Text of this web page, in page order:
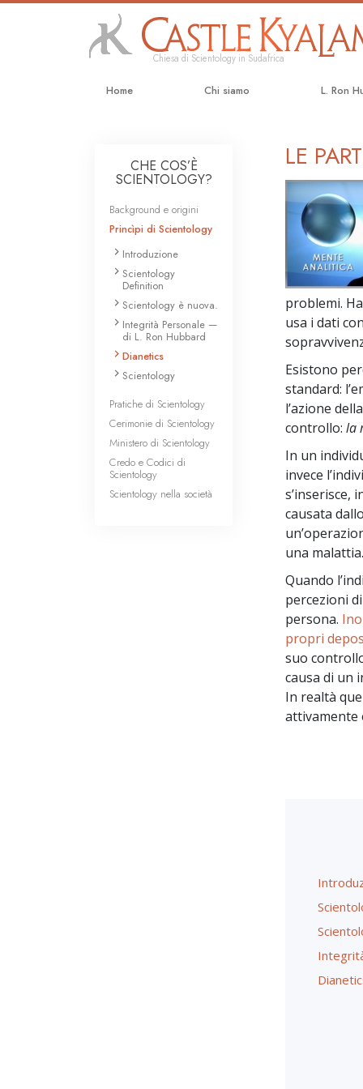
Chiesa di Scientology in Sudafrica
Home Chi siamo L. Ron
LE
problemi.
usa i dati
Esistono
standard:
l’azione
controllo: la
In un
invece
s’inserisce,
causata
una malattia.
Quando
percezioni
persona.
propri
suo
causa di un
In realtà
attivamente
CHE COS’È
SCIENTOLOGY?
Background e origini
Princìpi di Scientology
Introduzione
Scientology
Definition
Scientology è nuova.
Integrità Personale —
di L. Ron Hubbard
Dianetics
Scientology
Pratiche di Scientology
Cerimonie di Scientology
Ministero di Scientology
Credo e Codici di
Scientology
Scientology nella società